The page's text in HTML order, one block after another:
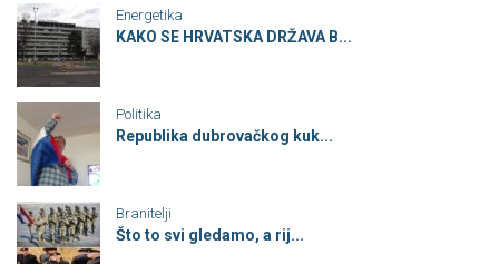
Energetika
KAKO SE HRVATSKA DRŽAVA B...
Politika
Republika dubrovačkog kuk...
Branitelji
Što to svi gledamo, a rij...